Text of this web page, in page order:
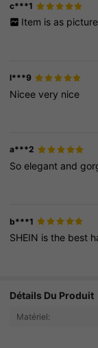
c***1
Item is as
l***9
Niceevery nice
a***2
Soelegant and
b***1
SHEIN isthe best
Détails Du Produit
Matériel: